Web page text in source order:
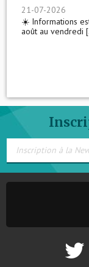
21-07-2026
☀️ Informations
août au vendredi